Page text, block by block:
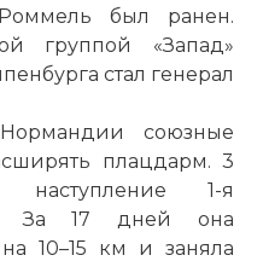
был ранен.
группой «Запад»
стал генерал
союзные
плацдарм. 3
1-я
За 17 дней она
10–15 км и заняла